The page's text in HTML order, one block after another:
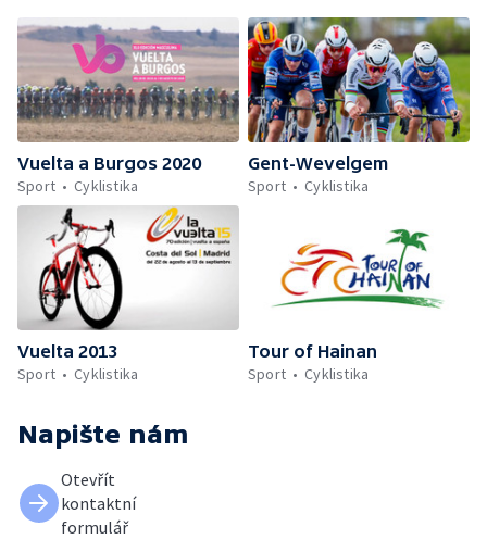
Vuelta a Burgos 2020
Sport
Cyklistika
Gent-Wevelgem
Sport
Cyklistika
Vuelta 2013
Sport
Cyklistika
Tour of Hainan
Sport
Cyklistika
Napište nám
Otevřít
kontaktní
formulář